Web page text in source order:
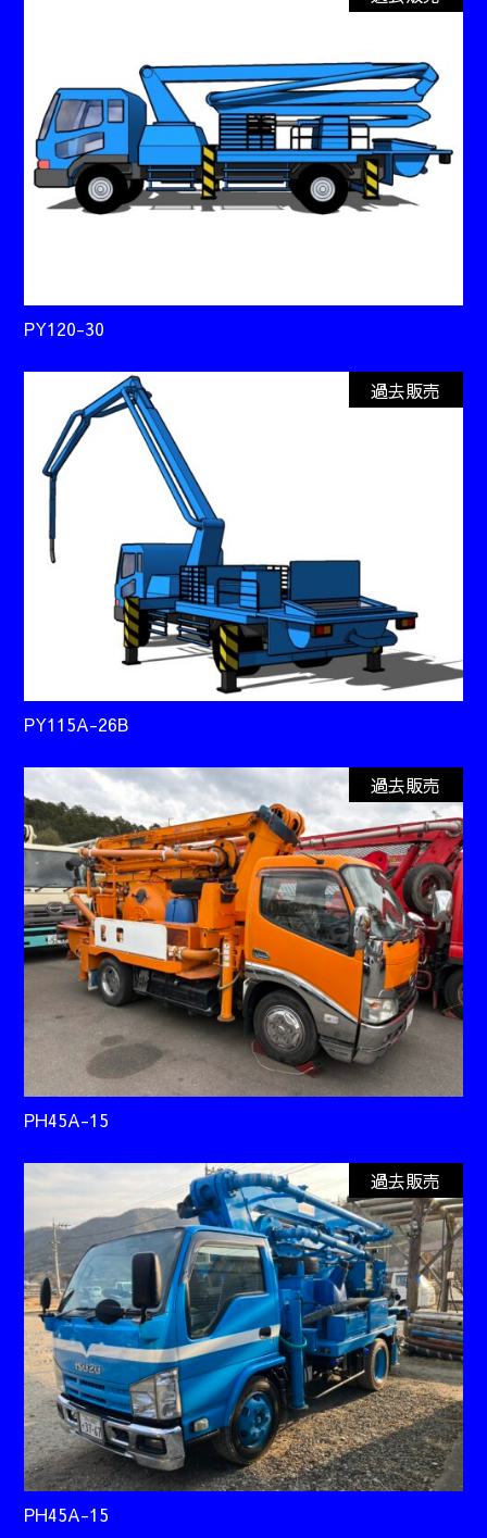
PY120-30
過去販売
PY115A-26B
過去販売
PH45A-15
過去販売
PH45A-15